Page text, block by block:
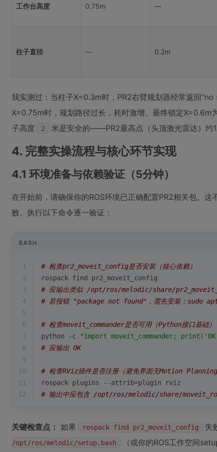
工作台高度 0.75m —
柱子直径 — 0.2m
我实测过：当柱子X=0.3m时，PR2右臂规划器经常返回
X=0.75m时，规划路径过长，耗时激增。最终锁定X=0.6m
子高度
2 米是安全的——PR2最高点（头顶激光雷达）约
4. 完整实操流程与核心环节实现
4.1 环境准备与依赖验证（5分钟）
在开始前，请确保你的ROS环境已正确配置PR2相关包。
败。执行以下命令逐一验证：
BASH
1
# 检查pr2_moveit_config是否安装（核心依赖）
2
rospack find pr2_moveit_config
3
# 应输出类似 /opt/ros/melodic/share/
4
# 若报错 "package not found"，需先安装：
5
6
# 检查moveit_commander是否可用（Python接口基础）
7
python -c
"import moveit_commander;
8
# 应输出 OK
9
10
# 检查RViz插件是否注册（避免界面无Motion
11
rospack plugins --attrib=plugin rviz
12
# 输出中应包含 /opt/ros/melodic/share/
关键检查点： 如果 rospack find pr2_moveit_config 失
/opt/ros/melodic/setup.bash
（或你的ROS工作空间